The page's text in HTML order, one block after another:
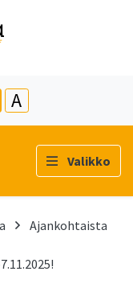
A
Valikko
Ajankohtaista